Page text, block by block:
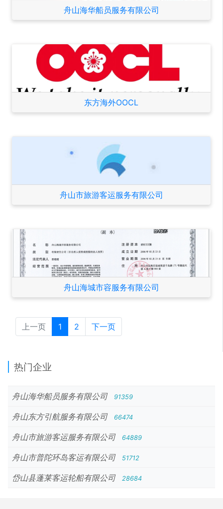
舟山海华船员服务有限公司
东方海外OOCL
舟山市旅游客运服务有限公司
舟山海城市容服务有限公司
上一页 1 2 下一页
热门企业
舟山海华船员服务有限公司 91359
舟山东方引航服务有限公司 66474
舟山市旅游客运服务有限公司 64889
舟山市普陀环岛客运有限公司 51712
岱山县蓬莱客运轮船有限公司 28684